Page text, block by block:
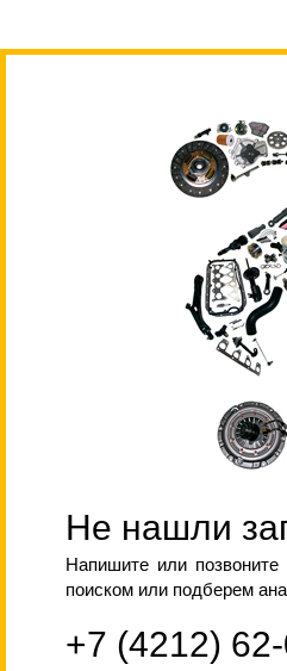
Не нашли
Напишите или
поиском или подберем
+7 (4212)